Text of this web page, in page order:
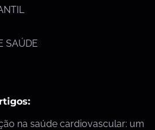
SAÚDE
na saúde cardiovascular: um